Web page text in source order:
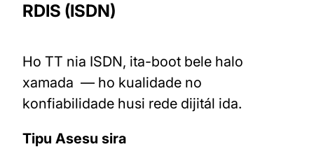
RDIS (ISDN)
Ho TT nia ISDN, ita-boot bele halo
xamada — ho kualidade no
konfiabilidade husi rede dijitál ida.
Tipu Asesu sira